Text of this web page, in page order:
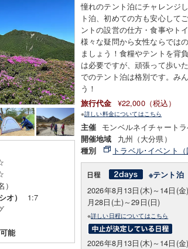
オ） 1:7
能
憧れのテント泊にチャレンジ
ト泊、初めての方も安心して
ントの設営の仕方・食事やト
様々な疑問から女性ならでは
ましょう！食糧やテントを背
は必要ですが、頑張って歩い
でのテント泊は格別です。み
う！
旅行代金 ¥22,000（税込）
※詳しい料金についてはこちら
主催 モンベルネイチャート
開催地域 九州（大分県）
種別 トラベル･イベント（
※テント泊
2026年8月13日(木)～14日(
月28日(土)～29日(日)
※詳しい日程についてはこちら
2026年8月13日(木)～14日(金)